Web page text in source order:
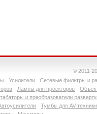
© 2011-
Усилители
Сетевые фильтры и
Лампы для проекторов
и преобразователи
Тумбы для AV-техники